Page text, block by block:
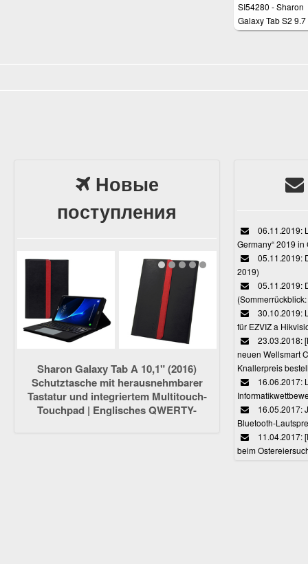
SI54280 - Sharon
Galaxy Tab S2 9.7
Schutztasche mit
Новые
поступления
Sharon Galaxy Tab A 10,1" (2016)
Schutztasche mit herausnehmbarer
Tastatur und integriertem Multitouch-
Touchpad | Englisches QWERTY-
06.11.2019:
Germany“ 2019
05.11.2019:
2019)
05.11.2019:
30.10.2019:
für EZVIZ a
23.03.2018:
neuen Wellsmart
Knallerpreis
16.06.2017:
16.05.2017:
Bluetooth-
11.04.2017:
beim